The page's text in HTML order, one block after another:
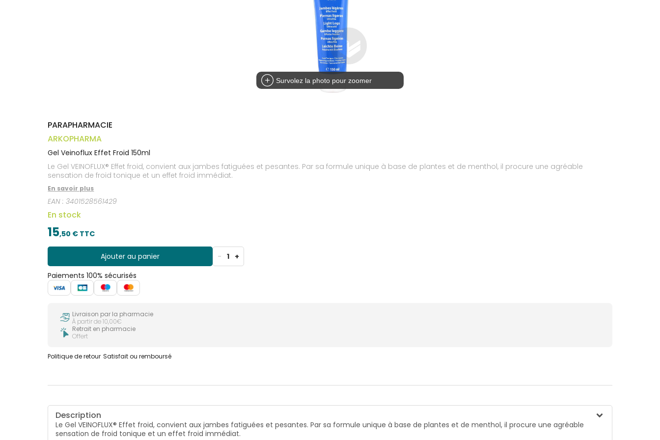
Survolez la photo pour zoomer
PARAPHARMACIE
ARKOPHARMA
Gel Veinoflux Effet Froid 150ml
Le Gel VEINOFLUX® Effet froid, convient aux jambes fatiguées et pesantes. Par sa formule unique à base de plantes et de menthol, il procure une agréable
sensation de froid tonique et un effet froid immédiat.
En savoir plus
EAN :3401528561429
En stock
15,50 € TTC
Ajouter au panier - 1
+
Paiements 100% sécurisés
Livraison par la pharmacie
À partir de 10,00€
Retrait en pharmacie
Offert
Politique de retour Satisfait ou remboursé
Description
Le Gel VEINOFLUX® Effet froid, convient aux jambes fatiguées et pesantes. Par sa formule unique à base de plantes et de menthol, il procure une agréable
sensation de froid tonique et un effet froid immédiat.